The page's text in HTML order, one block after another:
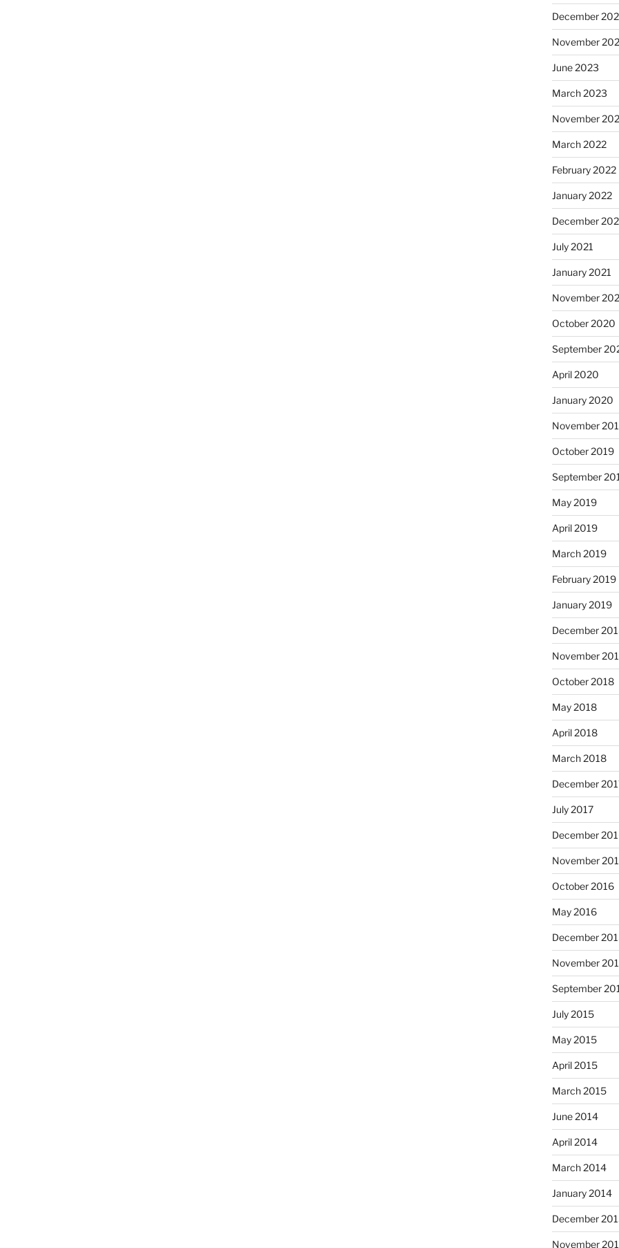
December
November
June 2023
March 2023
November
March 2022
February 2022
January 2022
December
July 2021
January 2021
November
October 2020
September
April 2020
January 2020
November
October 2019
September
May 2019
April 2019
March 2019
February 2019
January 2019
December
November
October 2018
May 2018
April 2018
March 2018
December
July 2017
December
November
October 2016
May 2016
December
November
September
July 2015
May 2015
April 2015
March 2015
June 2014
April 2014
March 2014
January 2014
December
November